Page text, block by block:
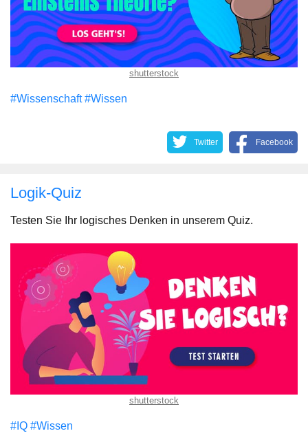
shutterstock
#Wissenschaft #Wissen
Twitter Facebook
Logik-Quiz
Testen Sie Ihr logisches Denken in unserem Quiz.
shutterstock
#IQ #Wissen